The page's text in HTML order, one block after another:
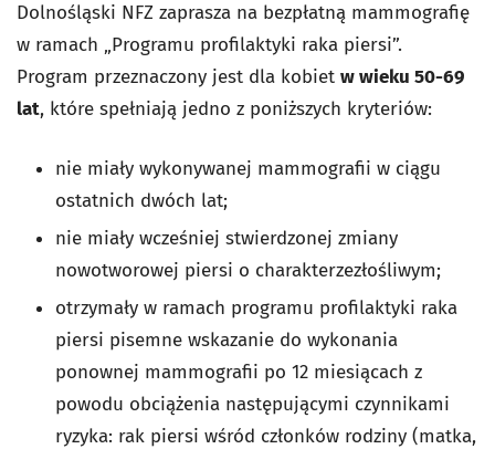
Dolnośląski NFZ zaprasza na bezpłatną mammografię
w ramach „Programu profilaktyki raka piersi”.
Program przeznaczony jest dla kobiet w wieku 50-69
lat, które spełniają jedno z poniższych kryteriów:
nie miały wykonywanej mammografii w ciągu
ostatnich dwóch lat;
nie miały wcześniej stwierdzonej zmiany
nowotworowej piersi o charakterzezłośliwym;
otrzymały w ramach programu profilaktyki raka
piersi pisemne wskazanie do wykonania
ponownej mammografii po 12 miesiącach z
powodu obciążenia następującymi czynnikami
ryzyka: rak piersi wśród członków rodziny (matka,